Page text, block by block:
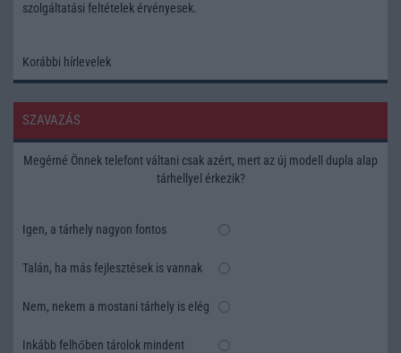
szolgáltatási feltételek érvényesek.
Korábbi hírlevelek
SZAVAZÁS
Megérné Önnek telefont váltani csak azért, mert az új modell dupla alap
tárhellyel érkezik?
Igen, a tárhely nagyon fontos
Talán, ha más fejlesztések is vannak
Nem, nekem a mostani tárhely is elég
Inkább felhőben tárolok mindent